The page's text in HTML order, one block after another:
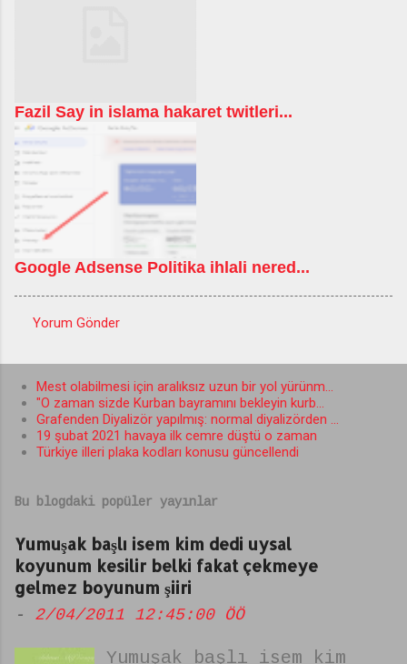
Fazil Say in islama hakaret twitleri...
Google Adsense Politika ihlali nered...
o
r
u
m
a
Yorum Gönder
Mest olabilmesi için aralıksız uzun bir yol yürünm...
"O zaman sizde Kurban bayramını bekleyin kurb...
Grafenden Diyalizör yapılmış: normal diyalizörden ...
19 şubat 2021 havaya ilk cemre düştü o zaman
Türkiye illeri plaka kodları konusu güncellendi
Bu blogdaki popüler yayınlar
Yumuşak başlı isem kim dedi uysal
koyunum kesilir belki fakat çekmeye
gelmez boyunum şiiri
- 2/04/2011 12:45:00 ÖÖ
Yumuşak başlı isem kim